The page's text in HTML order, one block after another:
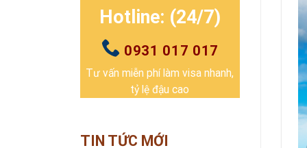
Hotline: (24/7)
0931 017 017
Tư vấn miễn phí làm visa nhanh,
tỷ lệ đậu cao
TIN TỨC MỚI